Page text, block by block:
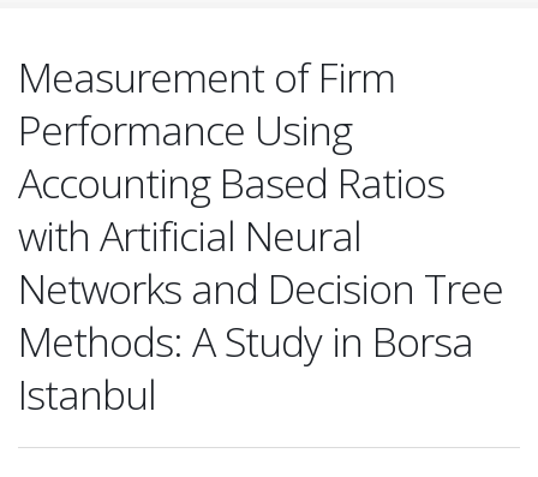
Measurement of Firm
Performance Using
Accounting Based Ratios
with Artificial Neural
Networks and Decision Tree
Methods: A Study in Borsa
Istanbul